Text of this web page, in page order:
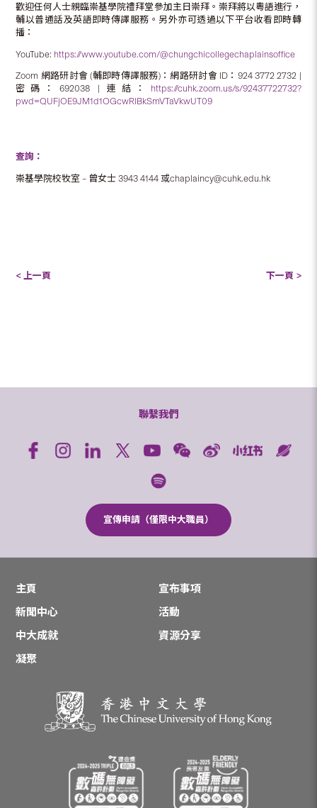
歡迎任何人士親臨崇基學院禮拜堂參加主日崇拜。崇拜將以粵語進行，
輔以普通話及英語即時傳譯服務。另外亦可透過以下平台收看即時轉
播：
YouTube: https://www.youtube.com/@chungchicollegechaplainsoffice
Zoom 網路研討會 (輔即時傳譯服務)：網路研討會 ID：924 3772 2732 |
密碼：692038 | 連結： https://cuhk.zoom.us/s/92437722732?
pwd=QUFjOE9JM1d1OGcwRlBkSmVTaVkwUT09
查詢：
崇基學院校牧室 – 曾女士 3943 4144 或chaplaincy@cuhk.edu.hk
< 上一頁 下一頁 >
聯繫我們
宣傳申請（僅限中大職員）
主頁
宣布事項
新聞中心
活動
中大成就
資源分享
凝聚